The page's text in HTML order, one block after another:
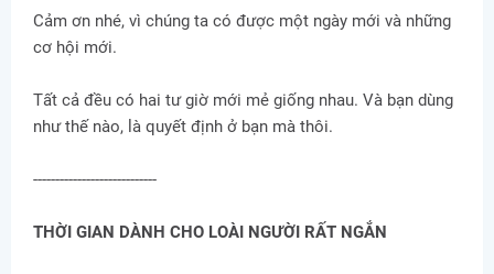
Cảm ơn nhé, vì chúng ta có được một ngày mới và những
cơ hội mới.
Tất cả đều có hai tư giờ mới mẻ giống nhau. Và bạn dùng
như thế nào, là quyết định ở bạn mà thôi.
----------------------------
THỜI GIAN DÀNH CHO LOÀI NGƯỜI RẤT NGẮN